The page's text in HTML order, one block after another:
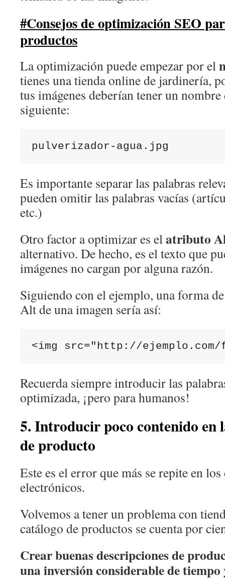
#Consejos de optimización SEO
productos
La optimización puede empezar por el
tienes una tienda online de jardinería,
tus imágenes deberían tener un
siguiente:
pulverizador-agua.jpg
Es importante separar las palabras
pueden omitir las palabras vacías
etc.)
Otro factor a optimizar es elatributo
alternativo. De hecho, es el texto que
imágenes no cargan por alguna razón.
Siguiendo con el ejemplo, una forma
Alt de una imagen sería así:
<img src="http://
Recuerda siempre introducir las
optimizada, ¡pero para humanos!
5. Introducir poco contenido en
de producto
Este es el error que más se repite en
electrónicos.
Volvemos a tener un problema con
catálogo de productos se cuenta por
Crear buenas descripciones de
una inversión considerable de